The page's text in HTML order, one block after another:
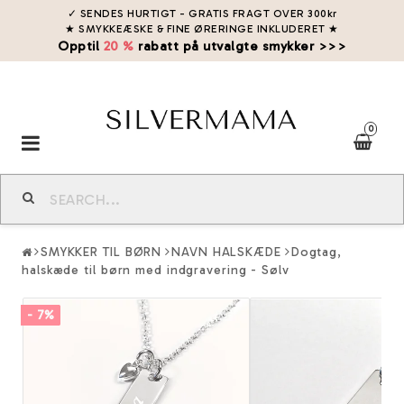
✓ SENDES HURTIGT - GRATIS FRAGT OVER 300kr
★ SMYKKEÆSKE & FINE ØRERINGE INKLUDERET ★
Opptil 20 % rabatt på utvalgte smykker >>>
0
Toggle
navigation
SMYKKER TIL BØRN NAVN HALSKÆDE
Dogtag,
halskæde til børn med indgravering - Sølv
- 7%